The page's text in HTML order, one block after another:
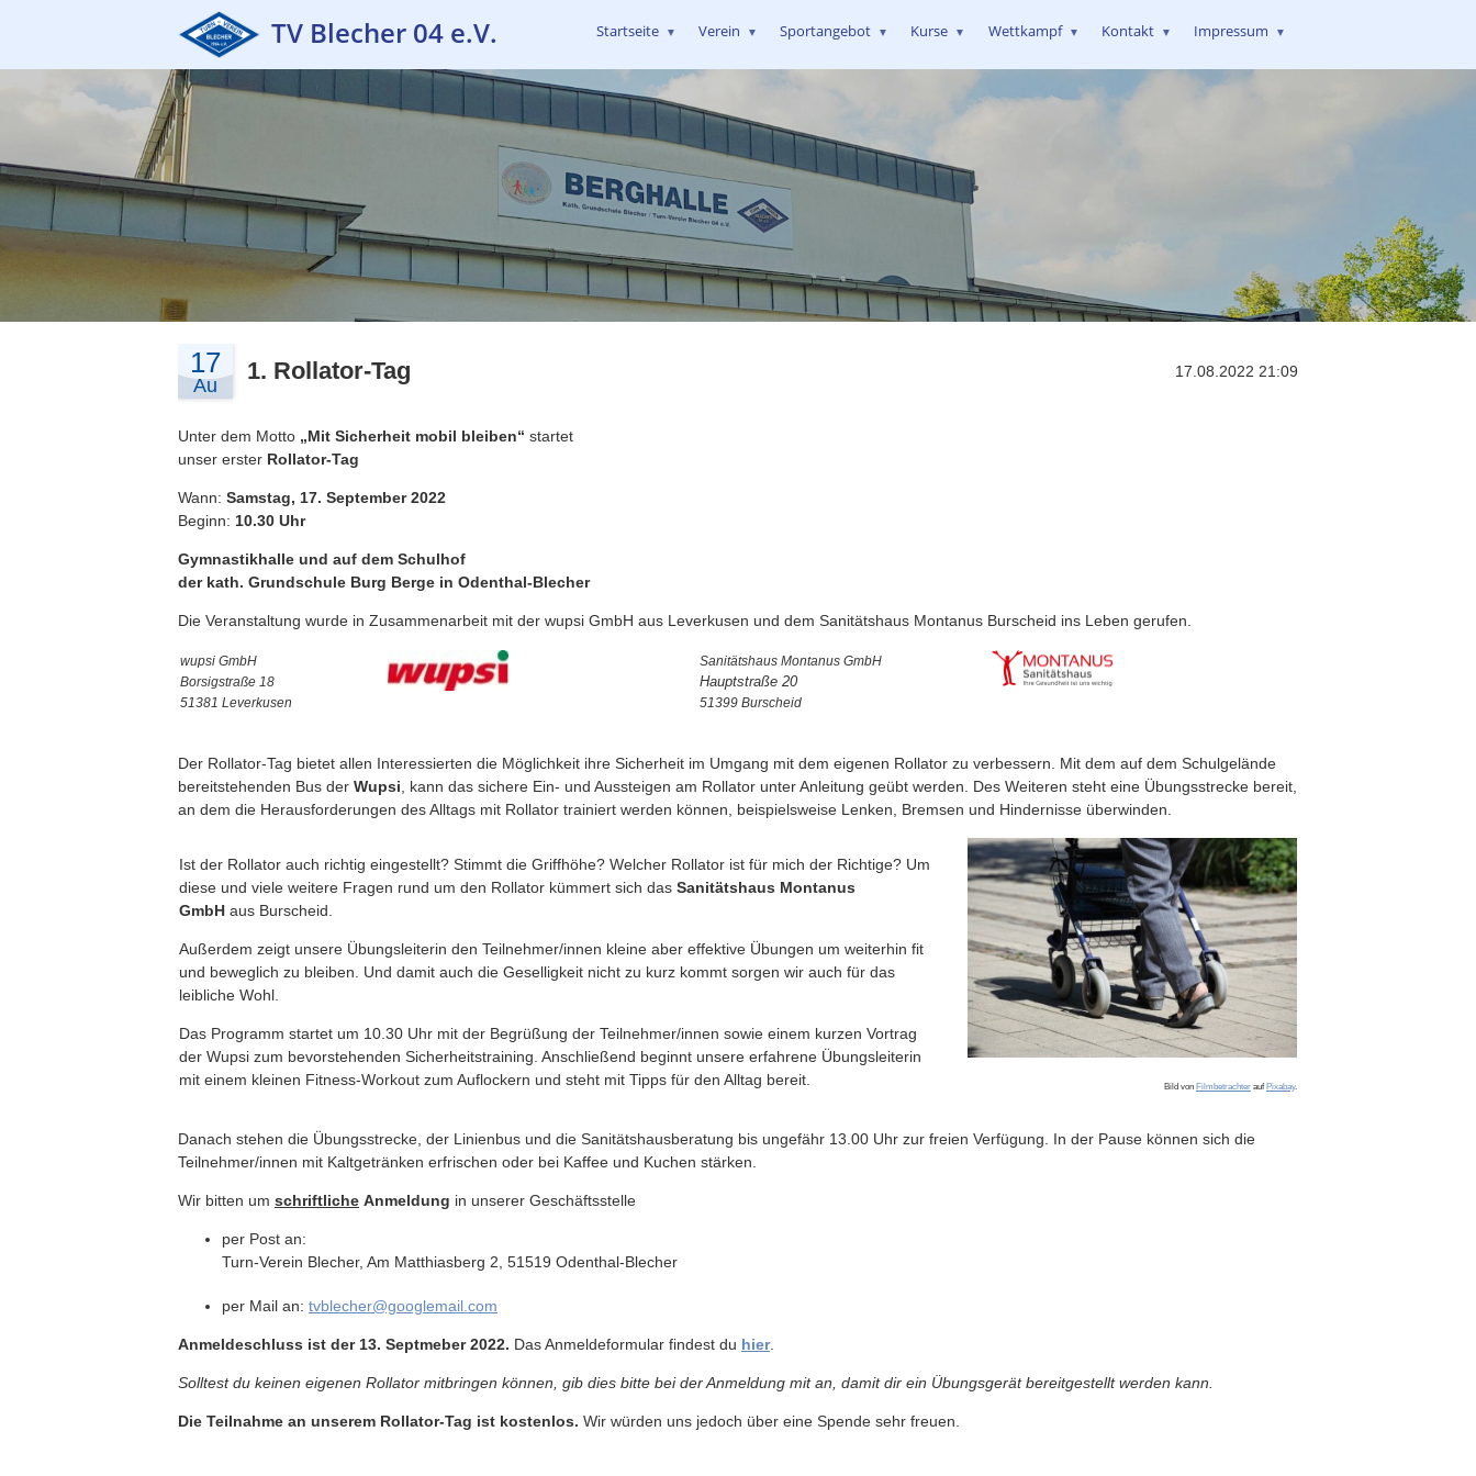
TV Blecher 04 e.V. Startseite▼ Verein▼ Sportangebot▼ Kurse▼ Wettkampf▼ Kontakt▼ Impressum▼
17
Au
1. Rollator-Tag 17.08.2022 21:09
Unter dem Motto „Mit Sicherheit mobil bleiben“ startet
unser erster Rollator-Tag
Wann: Samstag, 17. September 2022
Beginn: 10.30 Uhr
Gymnastikhalle und auf dem Schulhof
der kath. Grundschule Burg Berge in Odenthal-Blecher
Die Veranstaltung wurde in Zusammenarbeit mit der wupsi GmbH aus Leverkusen und dem Sanitätshaus Montanus Burscheid ins Leben gerufen.
wupsi GmbH
Borsigstraße 18
51381 Leverkusen
Sanitätshaus Montanus GmbH
Hauptstraße 20
51399 Burscheid
Der Rollator-Tag bietet allen Interessierten die Möglichkeit ihre Sicherheit im Umgang mit dem eigenen Rollator zu verbessern. Mit dem auf dem Schulgelände
bereitstehenden Bus der Wupsi , kann das sichere Ein- und Aussteigen am Rollator unter Anleitung geübt werden. Des Weiteren steht eine Übungsstrecke bereit,
an dem die Herausforderungen des Alltags mit Rollator trainiert werden können, beispielsweise Lenken, Bremsen und Hindernisse überwinden.
Ist der Rollator auch richtig eingestellt? Stimmt die Griffhöhe? Welcher Rollator ist für mich der Richtige? Um
diese und viele weitere Fragen rund um den Rollator kümmert sich das Sanitätshaus Montanus
GmbH aus Burscheid.
Außerdem zeigt unsere Übungsleiterin den Teilnehmer/innen kleine aber effektive Übungen um weiterhin fit
und beweglich zu bleiben. Und damit auch die Geselligkeit nicht zu kurz kommt sorgen wir auch für das
leibliche Wohl.
Das Programm startet um 10.30 Uhr mit der Begrüßung der Teilnehmer/innen sowie einem kurzen Vortrag
der Wupsi zum bevorstehenden Sicherheitstraining. Anschließend beginnt unsere erfahrene Übungsleiterin
mit einem kleinen Fitness-Workout zum Auflockern und steht mit Tipps für den Alltag bereit.
Bild von Filmbetrachter auf Pixabay.
Danach stehen die Übungsstrecke, der Linienbus und die Sanitätshausberatung bis ungefähr 13.00 Uhr zur freien Verfügung. In der Pause können sich die
Teilnehmer/innen mit Kaltgetränken erfrischen oder bei Kaffee und Kuchen stärken.
Wir bitten um schriftliche Anmeldung in unserer Geschäftsstelle
per Post an:
Turn-Verein Blecher, Am Matthiasberg 2, 51519 Odenthal-Blecher
per Mail an: tvblecher@googlemail.com
Anmeldeschluss ist der 13. Septmeber 2022. Das Anmeldeformular findest du hier.
Solltest du keinen eigenen Rollator mitbringen können, gib dies bitte bei der Anmeldung mit an, damit dir ein Übungsgerät bereitgestellt werden kann.
Die Teilnahme an unserem Rollator-Tag ist kostenlos. Wir würden uns jedoch über eine Spende sehr freuen.